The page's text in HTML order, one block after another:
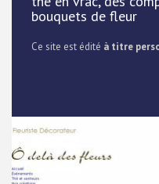
bouquets de fleur
Ce site est édité à titre